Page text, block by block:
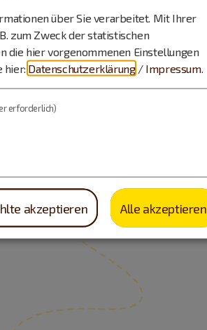
über Sie verarbeitet. Mit Ihrer
zum Zweck der statistischen
die hier vorgenommenen Einstellungen
hier: Datenschutzerklärung / Impressum.
erforderlich)
akzeptieren Alle akzeptieren